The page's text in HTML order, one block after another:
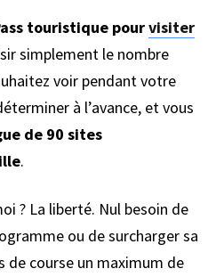
touristique pourvisiter
simplement le nombre
voir pendant votre
à l’avance, et vous
de 90 sites
.
? La liberté. Nul besoin de
ou de surcharger sa
de course un maximum de